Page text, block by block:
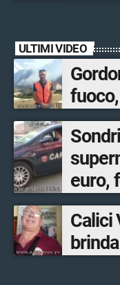
ULTIMI VIDEO
euro,
Calici